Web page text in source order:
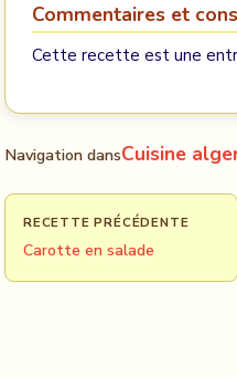
Commentaires et
Cette recette est une
Navigation dansCuisine
RECETTE PRÉCÉDENTE
Carotte en salade